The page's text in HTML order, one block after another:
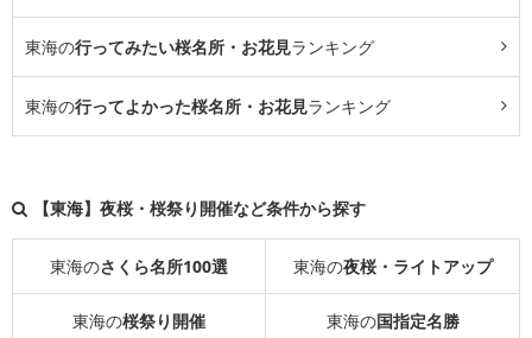
東海の行ってみたい桜名所・お花見ランキング
東海の行ってよかった桜名所・お花見ランキング
【東海】夜桜・桜祭り開催など条件から探す
東海のさくら名所100選 東海の夜桜・ライトアップ
東海の桜祭り開催 東海の国指定名勝